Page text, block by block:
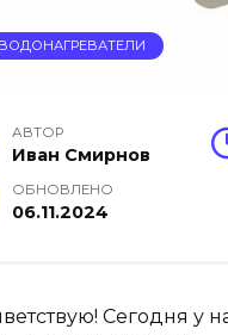
ВОДОНАГРЕВАТЕЛИ
АВТОР
Иван Смирнов
ОБНОВЛЕНО
06.11.2024
Сегодня у